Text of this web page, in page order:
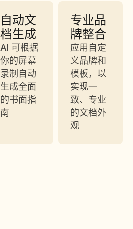
自动文
档生成
AI 可根据
你的屏幕
录制自动
生成全面
的书面指
南
专业品
牌整合
应用自定
义品牌和
模板，以
实现一
致、专业
的文档外
观